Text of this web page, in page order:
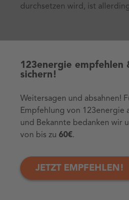
durchsetzen wird, ist
etwas gegen
gibt’s ein paar
den Alltag:
Alternativ zu Papier gibt
123energie empfehlen
sichern!
Weitersagen und absahnen!
Empfehlung von 123energie
und Bekannte bedanken wir
von bis zu 60€.
JETZT EMPFEHLEN!